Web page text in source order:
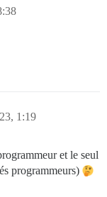
1:19
et le seul
programmeurs)